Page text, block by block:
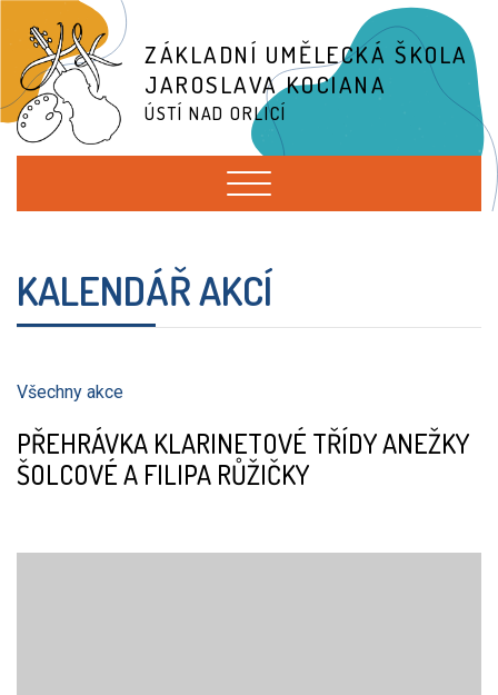
ZÁKLADNÍ UMĚLECKÁ ŠKOLA
JAROSLAVA KOCIANA
ÚSTÍ NAD ORLICÍ
KALENDÁŘ AKCÍ
Všechny akce
PŘEHRÁVKA KLARINETOVÉ TŘÍDY ANEŽKY
ŠOLCOVÉ A FILIPA RŮŽIČKY